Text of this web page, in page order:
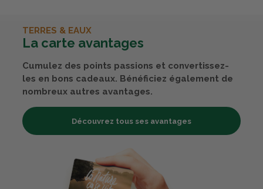
TERRES & EAUX
La carte avantages
Cumulez des points passions et convertissez-
les en bons cadeaux. Bénéficiez également de
nombreux autres avantages.
Découvrez tous ses avantages